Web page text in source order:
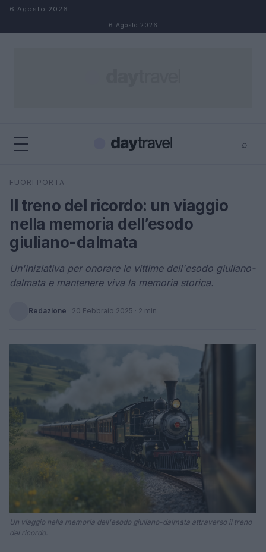
Salta al contenuto
6 Agosto 2026
6 Agosto 2026
⌕
Cerca
FUORI PORTA
Il treno del ricordo: un viaggio
nella memoria dell’esodo
giuliano-dalmata
Un'iniziativa per onorare le vittime dell'esodo giuliano-
dalmata e mantenere viva la memoria storica.
Redazione · 20 Febbraio 2025 · 2 min
Un viaggio nella memoria dell'esodo giuliano-dalmata attraverso il treno
del ricordo.